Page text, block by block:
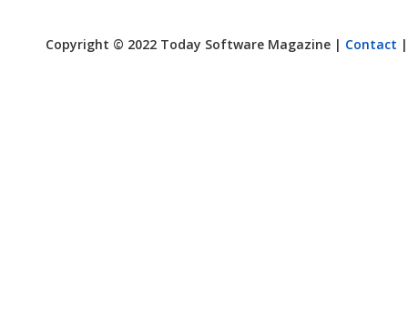
Copyright © 2022 Today Software Magazine | Contact